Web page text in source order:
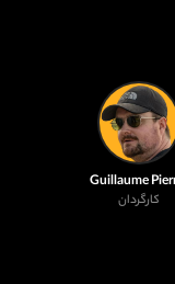
Guillaume
کارگردان